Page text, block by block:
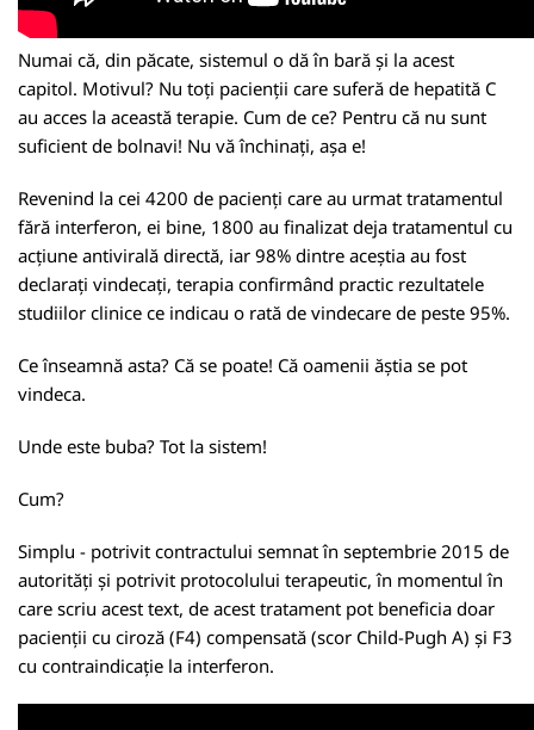
Numai că, din păcate, sistemul o dă în bară și la acest
capitol. Motivul? Nu toți pacienții care suferă de hepatită C
au acces la această terapie. Cum de ce? Pentru că nu sunt
suficient de bolnavi! Nu vă închinați, așa e!
Revenind la cei 4200 de pacienți care au urmat tratamentul
fără interferon, ei bine, 1800 au finalizat deja tratamentul cu
acțiune antivirală directă, iar 98% dintre aceștia au fost
declarați vindecați, terapia confirmând practic rezultatele
studiilor clinice ce indicau o rată de vindecare de peste 95%.
Ce înseamnă asta? Că se poate! Că oamenii ăștia se pot
vindeca.
Unde este buba? Tot la sistem!
Cum?
Simplu - potrivit contractului semnat în septembrie 2015 de
autorități și potrivit protocolului terapeutic, în momentul în
care scriu acest text, de acest tratament pot beneficia doar
pacienții cu ciroză (F4) compensată (scor Child-Pugh A) și F3
cu contraindicație la interferon.